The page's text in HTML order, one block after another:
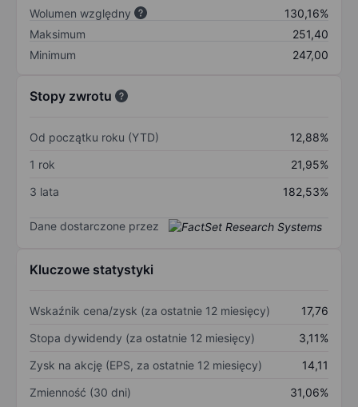
Wolumen względny
130,16%
Maksimum
251,40
Minimum
247,00
Stopy zwrotu
Od początku roku (YTD)
12,88%
1 rok
21,95%
3 lata
182,53%
Dane dostarczone przez
Kluczowe statystyki
Wskaźnik cena/zysk (za ostatnie 12 miesięcy)
17,76
Stopa dywidendy (za ostatnie 12 miesięcy)
3,11%
Zysk na akcję (EPS, za ostatnie 12 miesięcy)
14,11
Zmienność (30 dni)
31,06%